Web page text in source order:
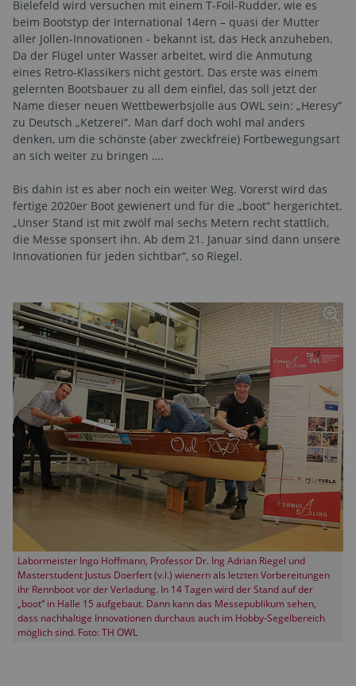
Bielefeld wird versuchen mit einem T-Foil-Rudder, wie es
beim Bootstyp der International 14ern – quasi der Mutter
aller Jollen-Innovationen - bekannt ist, das Heck anzuheben.
Da der Flügel unter Wasser arbeitet, wird die Anmutung
eines Retro-Klassikers nicht gestört. Das erste was einem
gelernten Bootsbauer zu all dem einfiel, das soll jetzt der
Name dieser neuen Wettbewerbsjolle aus OWL sein: „Heresy“
zu Deutsch „Ketzerei“. Man darf doch wohl mal anders
denken, um die schönste (aber zweckfreie) Fortbewegungsart
an sich weiter zu bringen ….
Bis dahin ist es aber noch ein weiter Weg. Vorerst wird das
fertige 2020er Boot gewienert und für die „boot“ hergerichtet.
„Unser Stand ist mit zwölf mal sechs Metern recht stattlich,
die Messe sponsert ihn. Ab dem 21. Januar sind dann unsere
Innovationen für jeden sichtbar“, so Riegel.
Labormeister Ingo Hoffmann, Professor Dr. Ing Adrian Riegel und
Masterstudent Justus Doerfert (v.l.) wienern als letzten Vorbereitungen
ihr Rennboot vor der Verladung. In 14 Tagen wird der Stand auf der
„boot“ in Halle 15 aufgebaut. Dann kann das Messepublikum sehen,
dass nachhaltige Innovationen durchaus auch im Hobby-Segelbereich
möglich sind. Foto: TH OWL